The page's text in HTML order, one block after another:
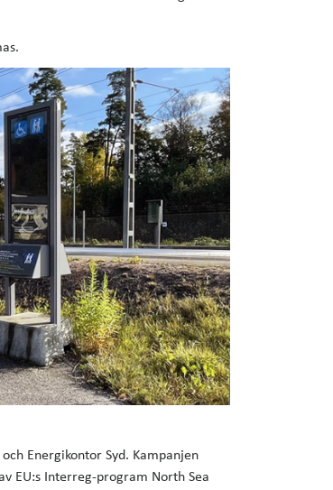
Energikontor Syd. Kampanjen
EU:s Interreg-program North Sea